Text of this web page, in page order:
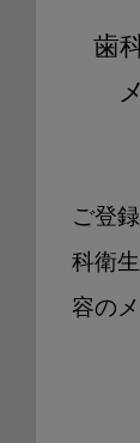
歯
ご登
科衛
容の